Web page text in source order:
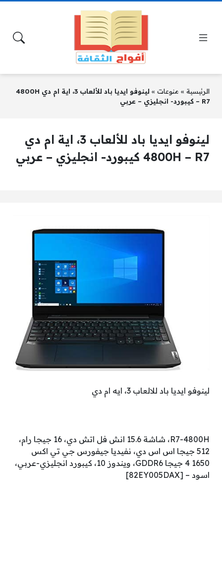
الرئيسية » منوعات »
لينوفو ايديا باد للألعاب 3، اية ام دي 4800H
– R7 كيبورد- انجليزي – عربي
لينوفو ايديا باد للألعاب 3، اية ام دي
4800H – R7 كيبورد- انجليزي – عربي
لينوفو ايديا باد للالعاب 3، ايه ام دي
R7-4800H، شاشة 15.6 انش فل اتش دي، 16 جيجا رام،
512 جيجا اس اس دي، نفيديا جيفورس جي تي اكس
1650 4 جيجا GDDR6، ويندوز 10، كيبورد انجليزي-عربي،
اسود – [82EY005DAX]